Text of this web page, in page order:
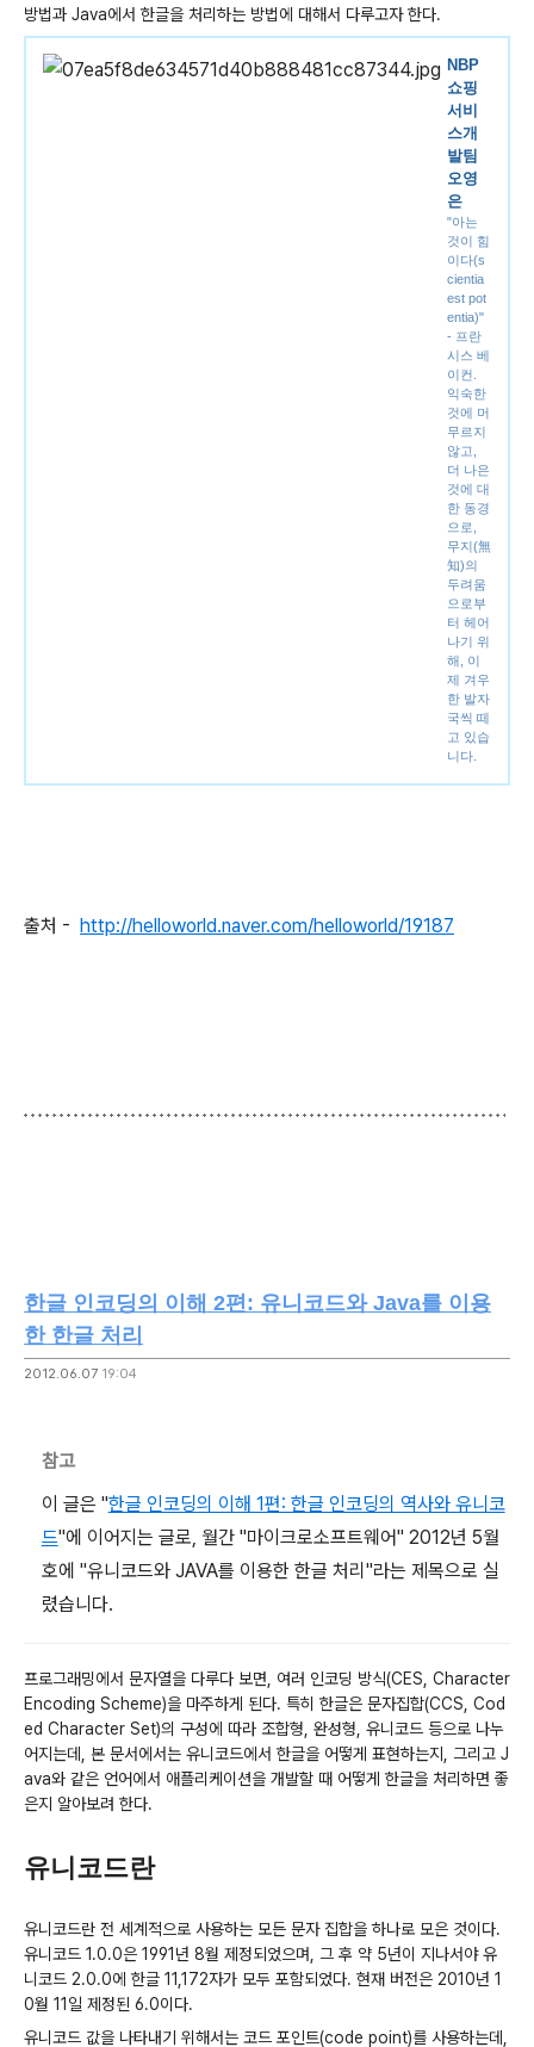
방법과 Java에서 한글을 처리하는 방법에 대해서 다루고자 한다.
NBP
쇼핑
서비
스개
발팀
오영
은
"아는
것이 힘
이다(s
cientia
est pot
entia)"
- 프란
시스 베
이컨.
익숙한
것에 머
무르지
않고,
더 나은
것에 대
한 동경
으로,
무지(無
知)의
두려움
으로부
터 헤어
나기 위
해, 이
제 겨우
한 발자
국씩 떼
고 있습
니다.
출처 - http://helloworld.naver.com/helloworld/19187
한글 인코딩의 이해 2편: 유니코드와 Java를 이용
한 한글 처리
2012.06.07 19:04
참고
이 글은 "한글 인코딩의 이해 1편: 한글 인코딩의 역사와 유니코
드"에 이어지는 글로, 월간 "마이크로소프트웨어" 2012년 5월
호에 "유니코드와 JAVA를 이용한 한글 처리"라는 제목으로 실
렸습니다.
프로그래밍에서 문자열을 다루다 보면, 여러 인코딩 방식(CES, Character
Encoding Scheme)을 마주하게 된다. 특히 한글은 문자집합(CCS, Cod
ed Character Set)의 구성에 따라 조합형, 완성형, 유니코드 등으로 나누
어지는데, 본 문서에서는 유니코드에서 한글을 어떻게 표현하는지, 그리고 J
ava와 같은 언어에서 애플리케이션을 개발할 때 어떻게 한글을 처리하면 좋
은지 알아보려 한다.
유니코드란
유니코드란 전 세계적으로 사용하는 모든 문자 집합을 하나로 모은 것이다.
유니코드 1.0.0은 1991년 8월 제정되었으며, 그 후 약 5년이 지나서야 유
니코드 2.0.0에 한글 11,172자가 모두 포함되었다. 현재 버전은 2010년 1
0월 11일 제정된 6.0이다.
유니코드 값을 나타내기 위해서는 코드 포인트(code point)를 사용하는데,